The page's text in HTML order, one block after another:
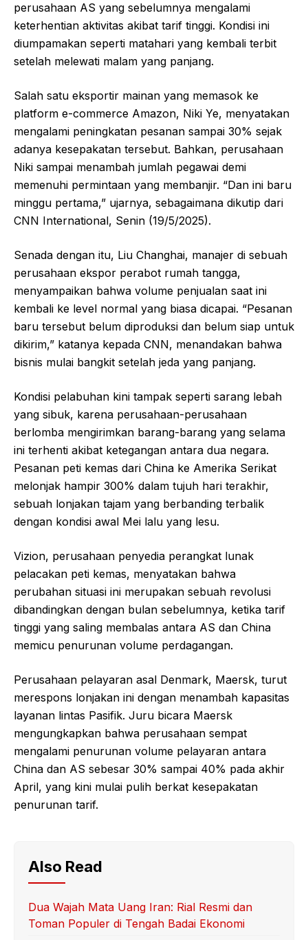
perusahaan AS yang sebelumnya mengalami
keterhentian aktivitas akibat tarif tinggi. Kondisi ini
diumpamakan seperti matahari yang kembali terbit
setelah melewati malam yang panjang.
Salah satu eksportir mainan yang memasok ke
platform e-commerce Amazon, Niki Ye, menyatakan
mengalami peningkatan pesanan sampai 30% sejak
adanya kesepakatan tersebut. Bahkan, perusahaan
Niki sampai menambah jumlah pegawai demi
memenuhi permintaan yang membanjir. “Dan ini baru
minggu pertama,” ujarnya, sebagaimana dikutip dari
CNN International, Senin (19/5/2025).
Senada dengan itu, Liu Changhai, manajer di sebuah
perusahaan ekspor perabot rumah tangga,
menyampaikan bahwa volume penjualan saat ini
kembali ke level normal yang biasa dicapai. “Pesanan
baru tersebut belum diproduksi dan belum siap untuk
dikirim,” katanya kepada CNN, menandakan bahwa
bisnis mulai bangkit setelah jeda yang panjang.
Kondisi pelabuhan kini tampak seperti sarang lebah
yang sibuk, karena perusahaan-perusahaan
berlomba mengirimkan barang-barang yang selama
ini terhenti akibat ketegangan antara dua negara.
Pesanan peti kemas dari China ke Amerika Serikat
melonjak hampir 300% dalam tujuh hari terakhir,
sebuah lonjakan tajam yang berbanding terbalik
dengan kondisi awal Mei lalu yang lesu.
Vizion, perusahaan penyedia perangkat lunak
pelacakan peti kemas, menyatakan bahwa
perubahan situasi ini merupakan sebuah revolusi
dibandingkan dengan bulan sebelumnya, ketika tarif
tinggi yang saling membalas antara AS dan China
memicu penurunan volume perdagangan.
Perusahaan pelayaran asal Denmark, Maersk, turut
merespons lonjakan ini dengan menambah kapasitas
layanan lintas Pasifik. Juru bicara Maersk
mengungkapkan bahwa perusahaan sempat
mengalami penurunan volume pelayaran antara
China dan AS sebesar 30% sampai 40% pada akhir
April, yang kini mulai pulih berkat kesepakatan
penurunan tarif.
Also Read
Dua Wajah Mata Uang Iran: Rial Resmi dan
Toman Populer di Tengah Badai Ekonomi